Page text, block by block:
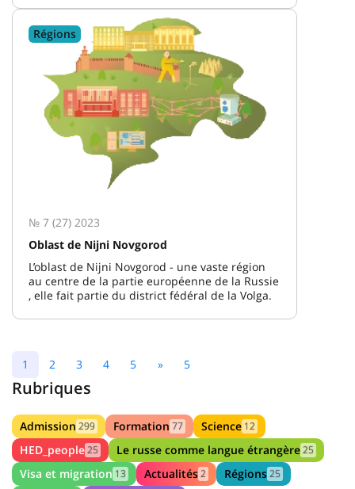
Régions
№ 7 (27) 2023
Oblast de Nijni Novgorod
L’oblast de Nijni Novgorod - une vaste région
au centre de la partie européenne de la Russie
, elle fait partie du district fédéral de la Volga.
1 2 3 4 5 » 5
Rubriques
Admission 299 Formation 77 Science 12
HED_people25 Le russe comme langue étrangère25
Visa et migration 13 Actualités2 Régions25